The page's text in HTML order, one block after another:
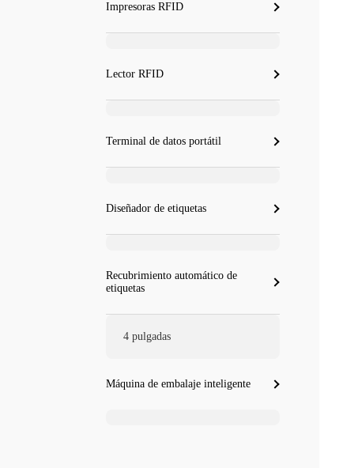
Impresoras RFID
Lector RFID
Terminal de datos portátil
Diseñador de etiquetas
Recubrimiento automático de
etiquetas
4 pulgadas
Máquina de embalaje inteligente